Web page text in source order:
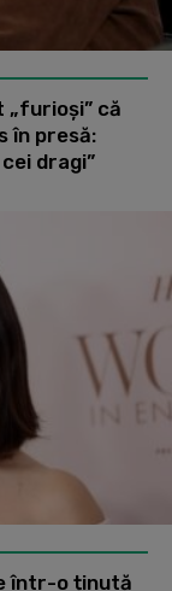
„furioși” că
în presă:
dragi”
într-o ținută